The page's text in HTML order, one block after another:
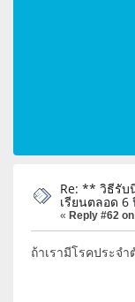
Re: ** วิธีรั
เรียนตลอด 6
« Reply #62
ถ้าเรามีโรคประจำ